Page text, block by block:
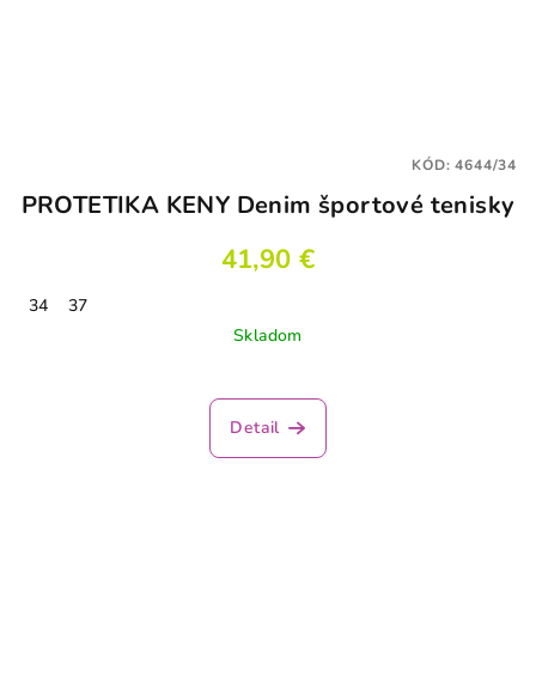
PROTETIKA KENY Denim športové tenisky
41,90 €
34
37
Skladom
Detail
KÓD:4644/34